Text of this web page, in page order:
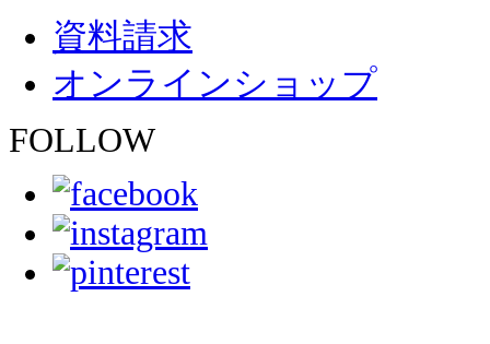
資料請求
オンラインショップ
FOLLOW